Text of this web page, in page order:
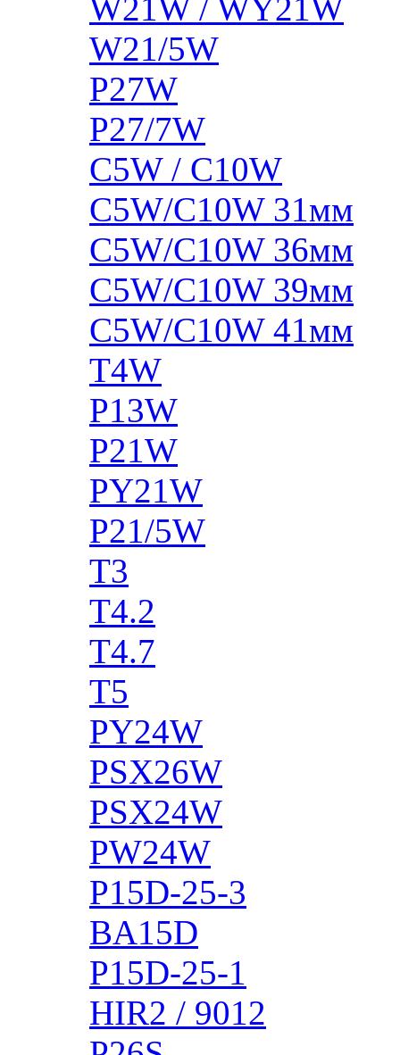
W21W / WY21W
W21/5W
P27W
P27/7W
C5W / C10W
C5W/C10W 31мм
C5W/C10W 36мм
C5W/C10W 39мм
C5W/C10W 41мм
T4W
P13W
P21W
PY21W
P21/5W
T3
T4.2
T4.7
T5
PY24W
PSX26W
PSX24W
PW24W
P15D-25-3
BA15D
P15D-25-1
HIR2 / 9012